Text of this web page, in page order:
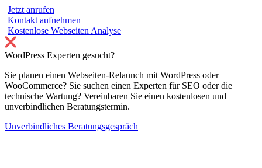
Jetzt anrufen
Kontakt aufnehmen
Kostenlose Webseiten Analyse
WordPress Experten gesucht?
Sie planen einen Webseiten-Relaunch mit WordPress oder
WooCommerce? Sie suchen einen Experten für SEO oder die
technische Wartung? Vereinbaren Sie einen kostenlosen und
unverbindlichen Beratungstermin.
Unverbindliches Beratungsgespräch